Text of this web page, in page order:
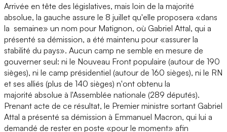
Arrivée en tête des législatives, mais loin de la majorité
absolue, la gauche assure le 8 juillet qu'elle proposera «dans
la semaine» un nom pour Matignon, où Gabriel Attal, qui a
présenté sa démission, a été maintenu pour «assurer la
stabilité du pays». Aucun camp ne semble en mesure de
gouverner seul: ni le Nouveau Front populaire (autour de 190
sièges), ni le camp présidentiel (autour de 160 sièges), ni le RN
et ses alliés (plus de 140 sièges) n'ont obtenu la
majorité absolue à l'Assemblée nationale (289 députés).
Prenant acte de ce résultat, le Premier ministre sortant Gabriel
Attal a présenté sa démission à Emmanuel Macron, qui lui a
demandé de rester en poste «pour le moment» afin